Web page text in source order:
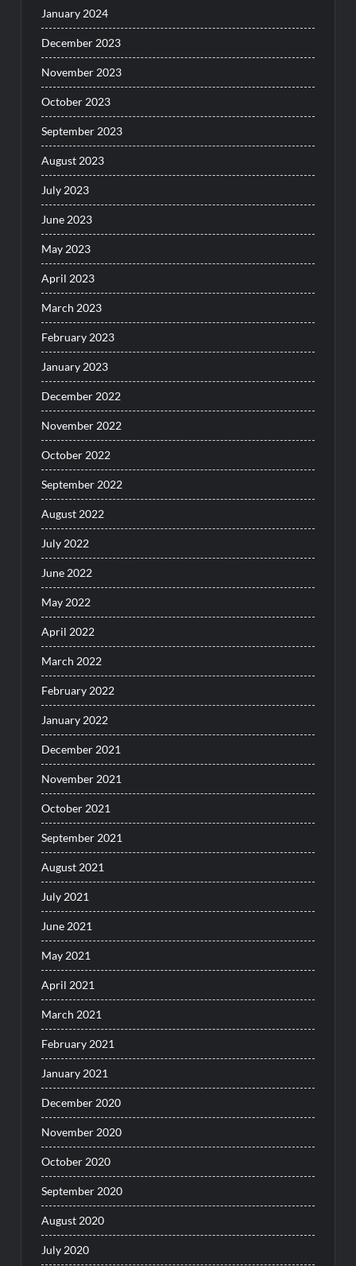
January 2024
December 2023
November 2023
October 2023
September 2023
August 2023
July 2023
June 2023
May 2023
April 2023
March 2023
February 2023
January 2023
December 2022
November 2022
October 2022
September 2022
August 2022
July 2022
June 2022
May 2022
April 2022
March 2022
February 2022
January 2022
December 2021
November 2021
October 2021
September 2021
August 2021
July 2021
June 2021
May 2021
April 2021
March 2021
February 2021
January 2021
December 2020
November 2020
October 2020
September 2020
August 2020
July 2020